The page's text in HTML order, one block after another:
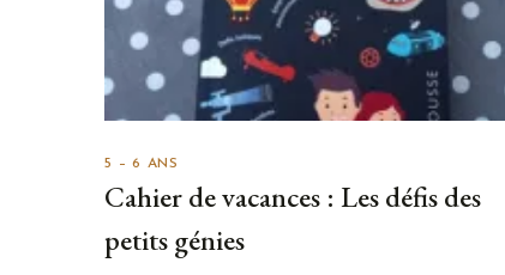
5 – 6 ANS
Cahier de vacances : Les défis des
petits génies